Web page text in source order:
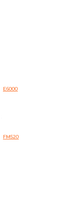
E6000
FM520